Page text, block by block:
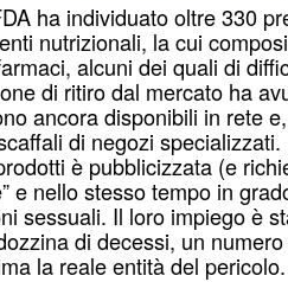
ha individuato oltre 330
nutrizionali, la cui
alcuni dei quali di
di ritiro dal mercato ha
ancora disponibili in rete
di negozi
è pubblicizzata (e
e nello stesso tempo in
sessuali. Il loro impiego è
di decessi, un
la reale entità del pericolo.